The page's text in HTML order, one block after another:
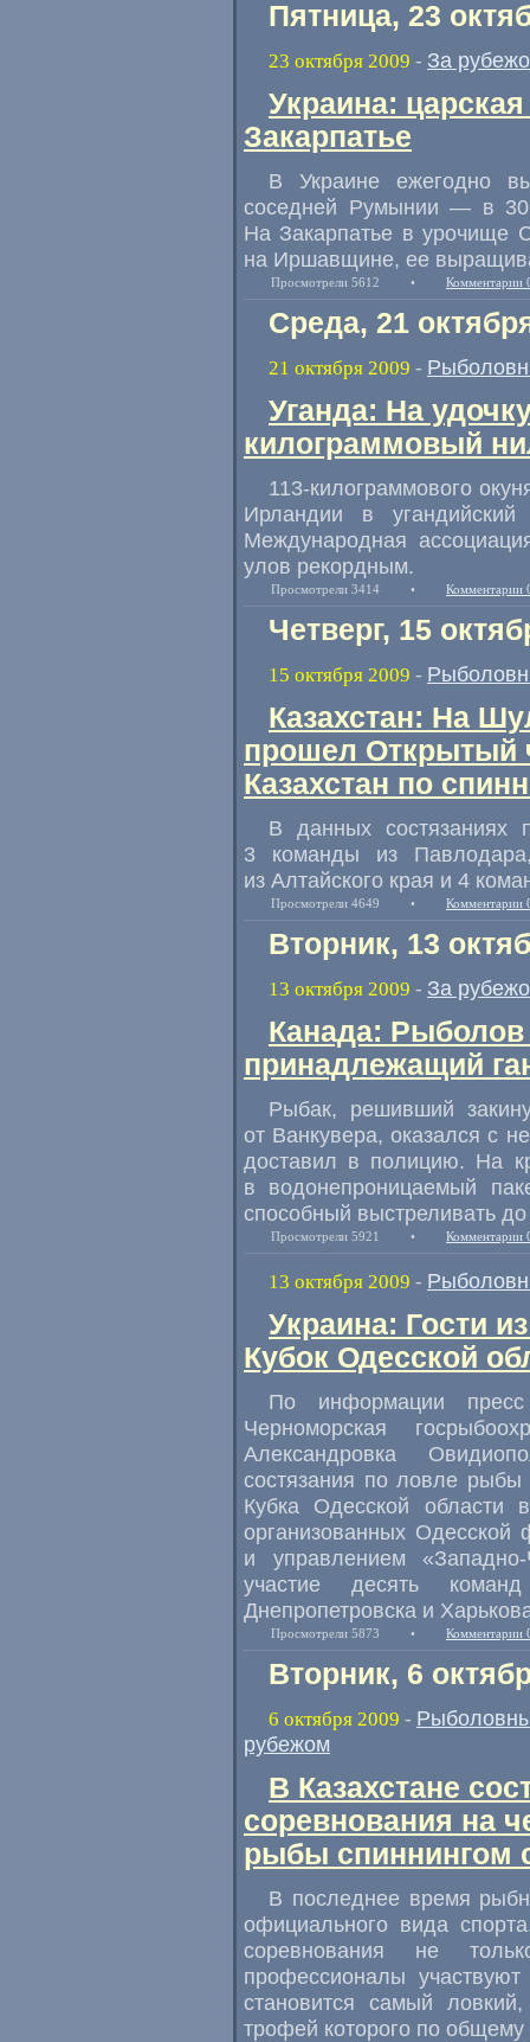
Пятница, 23
23 октября 2009 - За
Украина:
Закарпатье
В Украине ежегодно
соседней Румынии — в
На Закарпатье в урочище
на Иршавщине, ее
Просмотрели 5612 • Комментарии
Среда, 21
21 октября 2009 -
Уганда: На
килограммовый
113-килограммового
Ирландии в
Международная
улов рекордным.
Просмотрели 3414 • Комментарии
Четверг, 15
15 октября 2009 -
Казахстан: На
прошел Открытый
Казахстан по
В данных состязаниях
3 команды из
из Алтайского края и 4
Просмотрели 4649 • Комментарии
Вторник, 13
13 октября 2009 - За
Канада:
принадлежащий
Рыбак, решивший
от Ванкувера, оказался с
доставил в полицию. На
в водонепроницаемый
способный выстреливать
Просмотрели 5921 • Комментарии
13 октября 2009 -
Украина: Гости
Кубок Одесской
По информации
Черноморская
Александровка
состязания по ловле
Кубка Одесской области
организованных Одесской
и управлением «Западно-
участие десять
Днепропетровска и
Просмотрели 5873 • Комментарии
Вторник, 6
6 октября 2009 -
рубежом
В Казахстане
соревнования на
рыбы спиннингом
В последнее время
официального вида
соревнования не
профессионалы
становится самый
трофей которого по